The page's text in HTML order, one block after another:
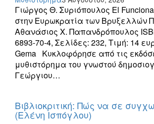
Γιώργος Θ. Συριόπουλος El
στην Ευρωκρατία των Βρυξελλών
Αθανάσιος Χ. Παπανδρόπουλος
6893-70-4, Σελίδες: 232, Τιμή: 14
Gema Κυκλοφόρησε από τις
μυθιστόρημα του γνωστού
Γεώργιου…
Βιβλιοκριτική: Πώς να σε
(Ελένη Ισπόγλου)